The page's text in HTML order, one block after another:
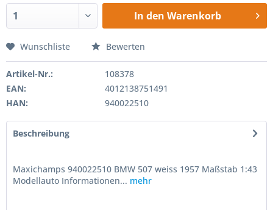
In den Warenkorb
Wunschliste Bewerten
Artikel-Nr.:
108378
EAN:
4012138751491
HAN:
940022510
Beschreibung
Maxichamps 940022510 BMW 507 weiss 1957 Maßstab 1:43
Modellauto Informationen... mehr